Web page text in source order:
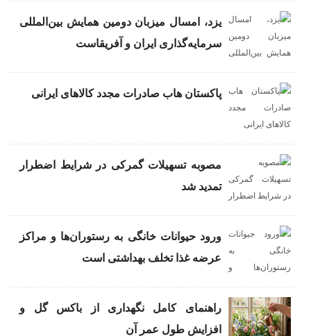
یزد، امسال میزبان دومین همایش بین‌المللی
سرمایه‌گذاری ایران و آفریقاست
پاکستان هاب صادرات مجدد کالاهای ایرانی
مصوبه تسهیلات گمرکی در شرایط اضطرار
تمدید شد
ورود حیوانات خانگی به رستوران‌ها و مراکز
عرضه غذا تخلف بهداشتی است
راهنمای کامل نگهداری از باکس گل و
افزایش طول عمر آن